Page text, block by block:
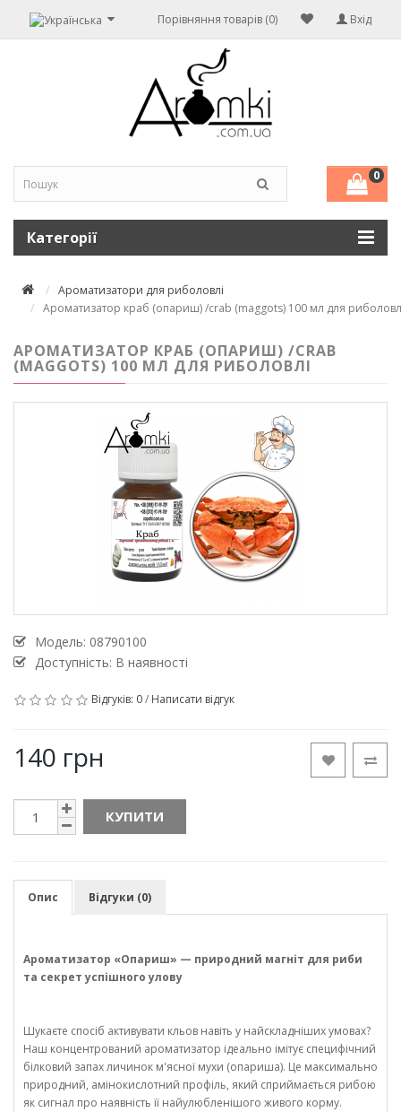
Вхід
Порівняння товарів (0)
0
Категорії
Ароматизатори для риболовлі
Ароматизатор краб (опариш) /crab (maggots) 100 мл для
АРОМАТИЗАТОР КРАБ (ОПАРИШ) /CRAB
(MAGGOTS) 100 МЛ ДЛЯ РИБОЛОВЛІ
Модель: 08790100
Доступність: В наявності
Відгуків: 0/ Написати відгук
140 грн
КУПИТИ
Опис Відгуки (0)
Ароматизатор «Опариш» — природний магніт для риби
та секрет успішного улову
Шукаєте спосіб активувати кльов навіть у найскладніших умовах?
Наш концентрований ароматизатор ідеально імітує специфічний
білковий запах личинок м'ясної мухи (опариша). Це максимально
природний, амінокислотний профіль, який сприймається рибою
як сигнал про наявність її найулюбленішого живого корму.